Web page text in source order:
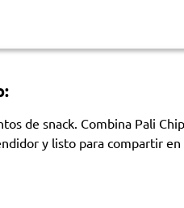
de snack. Combina Pali
y listo para compartir en